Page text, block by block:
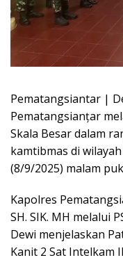
Pematangsiantar |
Pematangsianțar
Skala Besar dalam
kamtibmas di
(8/9/2025) malam
Kapolres
SH. SIK. MH melalui
Dewi menjelaskan
Kanit 2 Sat Intelkam